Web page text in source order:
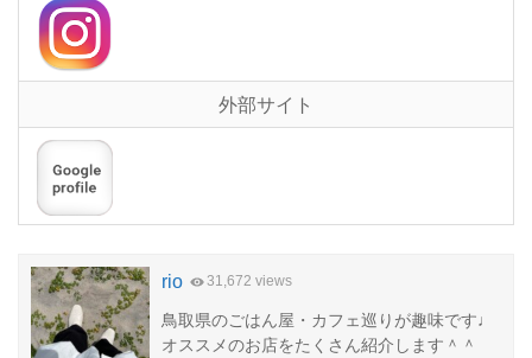
外部サイト
rio 31,672 views
鳥取県のごはん屋・カフェ巡りが趣味です♩
オススメのお店をたくさん紹介します＾＾